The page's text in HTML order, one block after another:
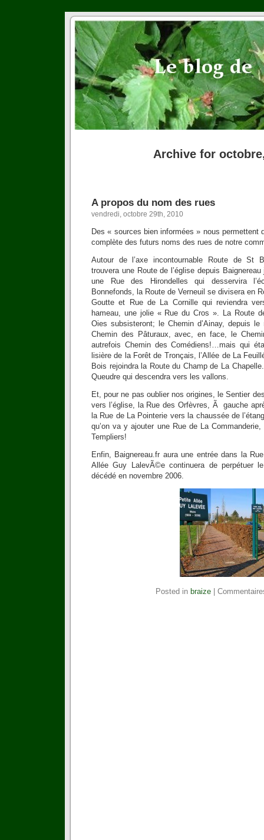
Archive for
A propos du nom des rues
vendredi, octobre 29th, 2010
Des « sources bien informées » nous permettent
complète des futurs noms des rues de notre
Autour de l’axe incontournable Route de St
trouvera une Route de l’église depuis
une Rue des Hirondelles qui desservira
Bonnefonds, la Route de Verneuil se divisera en
Goutte et Rue de La Cornille qui reviendra
hameau, une jolie « Rue du Cros ». La Route
Oies subsisteront; le Chemin d’Ainay, depuis le
Chemin des Pâturaux, avec, en face, le
autrefois Chemin des Comédiens!…mais qui
lisière de la Forêt de Tronçais, l’Allée de La
Bois rejoindra la Route du Champ de La
Queudre qui descendra vers les vallons.
Et, pour ne pas oublier nos origines, le Sentier
vers l’église, la Rue des Orfèvres, Ã gauche
la Rue de La Pointerie vers la chaussée de
qu’on va y ajouter une Rue de La
Templiers!
Enfin, Baignereau.fr aura une entrée dans la
Allée Guy LalevÃ©e continuera de perpétuer
décédé en novembre 2006.
Posted in braize|